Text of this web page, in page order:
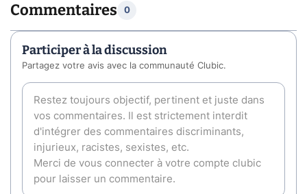
Commentaires 0
Participer à la discussion
Partagez votre avis avec la communauté Clubic.